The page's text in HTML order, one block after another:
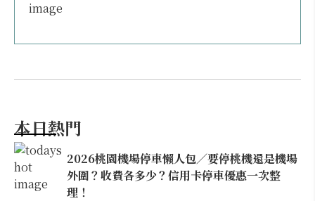
本日熱門
2026桃園機場停車懶人包／要停桃機還是機場
外圍？收費各多少？信用卡停車優惠一次整
理！